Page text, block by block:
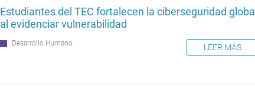
Estudiantes del TEC fortalecen la ciberseguridad global
al evidenciar vulnerabilidad
Desarrollo Humano LEER MÁS